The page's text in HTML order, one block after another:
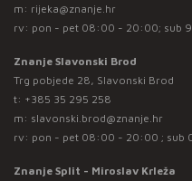
m: rijeka@znanje.hr
rv: pon - pet 08:00 - 20:00; sub
Znanje Slavonski Brod
Trg pobjede 28, Slavonski Brod
t: +385 35 295 258
m: slavonski.brod@znanje.hr
rv: pon - pet 08:00 - 20:00 ; sub
Znanje Split - Miroslav Krleža